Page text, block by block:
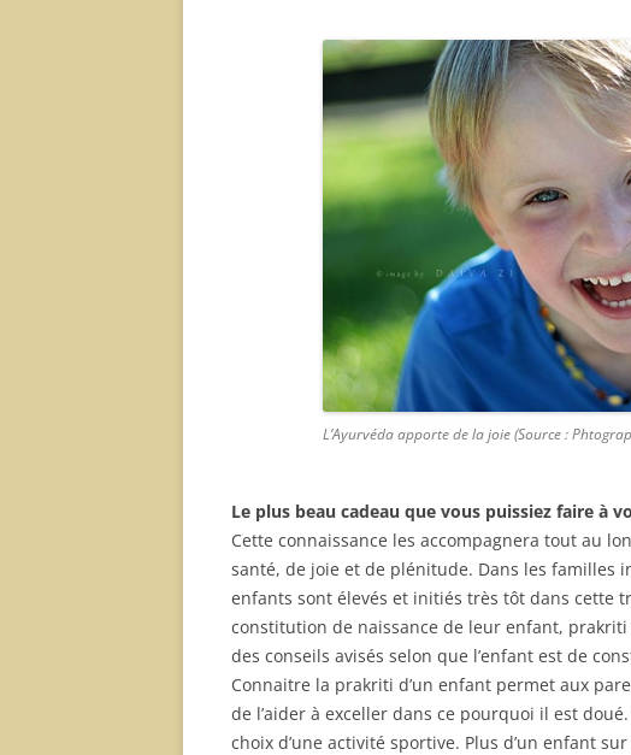
L’Ayurvéda apporte de la joie (Source :
Le plus beau cadeau que vous puissiez faire à
Cette connaissance les accompagnera tout au
santé, de joie et de plénitude. Dans les familles
enfants sont élevés et initiés très tôt dans cette
constitution de naissance de leur enfant,
des conseils avisés selon que l’enfant est de
Connaitre la prakriti d’un enfant permet aux
de l’aider à exceller dans ce pourquoi il est
choix d’une activité sportive. Plus d’un enfant